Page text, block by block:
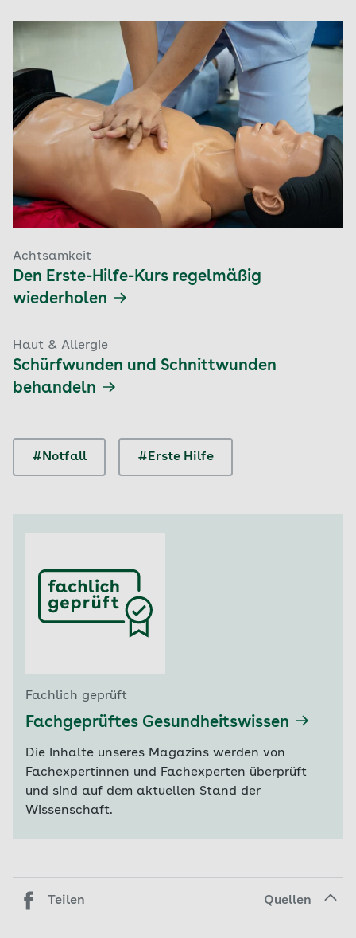
Achtsamkeit
Den Erste-Hilfe-Kurs regelmäßig
wiederholen
Haut & Allergie
Schürfwunden und Schnittwunden
behandeln
#Notfall #Erste Hilfe
Fachlich geprüft
Fachgeprüftes Gesundheitswissen
Die Inhalte unseres Magazins werden von
Fachexpertinnen und Fachexperten überprüft
und sind auf dem aktuellen Stand der
Wissenschaft.
Teilen Quellen